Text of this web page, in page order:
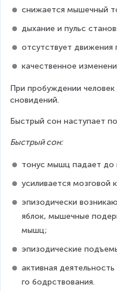
сни­жается мы­шеч­ный
ды­ха­ние и пуль­с
от­сут­ствует дви­же­ния
ка­че­ствен­ное
При про­буж­де­нии
сно­ви­де­ний.
Быстрый сон наступает
Быст­рый сон:
тонус мышц па­да­ет до
уси­ли­ва­ет­ся моз­го­вой
эпи­зо­ди­че­ски
яблок, мы­шеч­ные
мышц;
эпи­зо­ди­че­ские
ак­тив­ная
го бодр­ство­ва­ния.